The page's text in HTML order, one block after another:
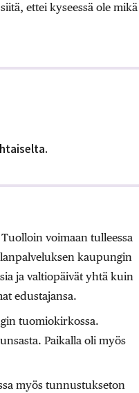
ettei kyseessä ole mikä
voimaan tulleessa
kaupungin
ja valtiopäivät yhtä kuin
edustajansa.
tuomiokirkossa.
Paikalla oli myös
myös tunnustukseton